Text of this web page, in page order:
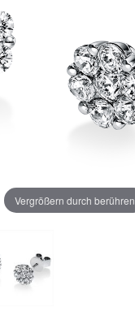
Vergrößern durch berühren